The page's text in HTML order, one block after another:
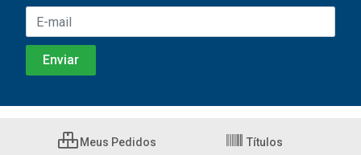
Meus Pedidos Títulos